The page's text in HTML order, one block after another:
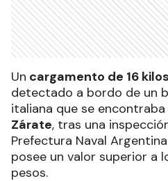
Un cargamento de 16
detectado a bordo de un
italiana que se
Zárate, tras una
Prefectura Naval
posee un valor superior a
pesos.